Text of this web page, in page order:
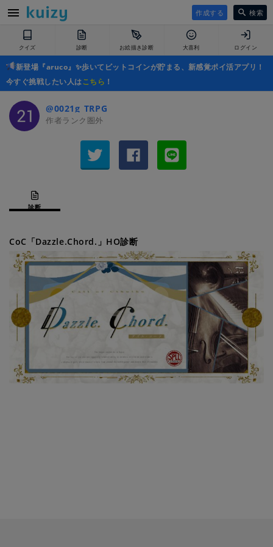
作成する 検索
クイズ 診断 お絵描き診断 大喜利 ログイン
新登場『aruco』✨歩いてビットコインが貯まる、新感覚ポイ活アプリ！
今すぐ挑戦したい人はこちら ！
@0021g_TRPG
作者ランク圏外
診断
CoC「Dazzle.Chord.」HO診断